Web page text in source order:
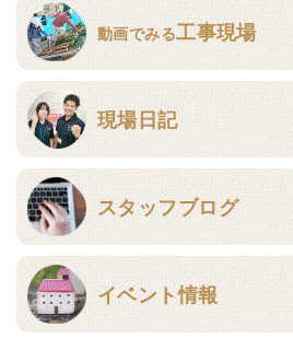
動画でみる工事現場
現場日記
スタッフブログ
イベント情報